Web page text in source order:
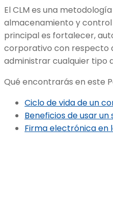
El CLM es una
almacenamiento y control
principal es fortalecer,
corporativo con respecto
administrar cualquier tipo
Qué encontrarás en este
Ciclo de vida de un
Beneficios de usar un
Firma electrónica en